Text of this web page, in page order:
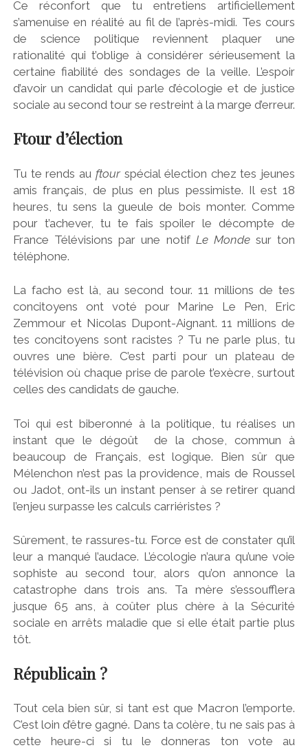
Ce réconfort que tu entretiens artificiellement
s’amenuise en réalité au fil de l’après-midi. Tes cours
de science politique reviennent plaquer une
rationalité qui t’oblige à considérer sérieusement la
certaine fiabilité des sondages de la veille. L’espoir
d’avoir un candidat qui parle d’écologie et de justice
sociale au second tour se restreint à la marge d’erreur.
Ftour d’élection
Tu te rends au ftourspécial élection chez tes jeunes
amis français, de plus en plus pessimiste. Il est 18
heures, tu sens la gueule de bois monter. Comme
pour t’achever, tu te fais spoiler le décompte de
France Télévisions par une notif Le Mondesur ton
téléphone.
La facho est là, au second tour. 11 millions de tes
concitoyens ont voté pour Marine Le Pen, Eric
Zemmour et Nicolas Dupont-Aignant. 11 millions de
tes concitoyens sont racistes ? Tu ne parle plus, tu
ouvres une bière. C’est parti pour un plateau de
télévision où chaque prise de parole t’exècre, surtout
celles des candidats de gauche.
Toi qui est biberonné à la politique, tu réalises un
instant que le dégoût de la chose, commun à
beaucoup de Français, est logique. Bien sûr que
Mélenchon n’est pas la providence, mais de Roussel
ou Jadot, ont-ils un instant penser à se retirer quand
l’enjeu surpasse les calculs carriéristes ?
Sûrement, te rassures-tu. Force est de constater qu’il
leur a manqué l’audace. L’écologie n’aura qu’une voie
sophiste au second tour, alors qu’on annonce la
catastrophe dans trois ans. Ta mère s’essoufflera
jusque 65 ans, à coûter plus chère à la Sécurité
sociale en arrêts maladie que si elle était partie plus
tôt.
Républicain ?
Tout cela bien sûr, si tant est que Macron l’emporte.
C’est loin d’être gagné. Dans ta colère, tu ne sais pas à
cette heure-ci si tu le donneras ton vote au